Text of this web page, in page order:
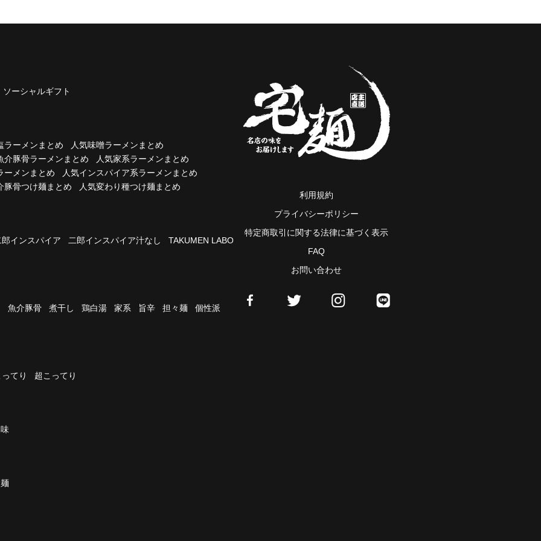
ソーシャルギフト
ラーメンまとめ
人気味噌ラーメンまとめ
介豚骨ラーメンまとめ
人気家系ラーメンまとめ
ーメンまとめ
人気インスパイア系ラーメンまとめ
豚骨つけ麺まとめ
人気変わり種つけ麺まとめ
郎インスパイア 二郎インスパイア汁なし TAKUMEN LABO
魚介豚骨 煮干し 鶏白湯 家系 旨辛 担々麺 個性派
てり 超こってり
利用規約
プライバシーポリシー
特定商取引に関する法律に基づく表示
FAQ
お問い合わせ